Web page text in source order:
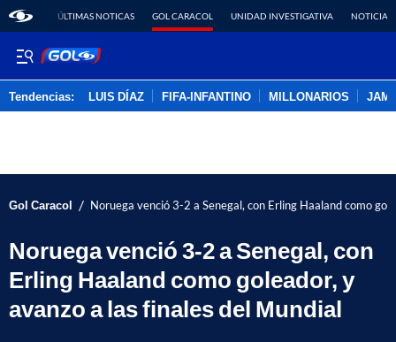
ÚLTIMAS NOTICAS GOL CARACOL UNIDAD INVESTIGATIVA NOTICIAS
Tendencias: LUIS DÍAZ FIFA-INFANTINO MILLONARIOS
Gol Caracol / Noruega venció 3-2 a Senegal, con Erling Haaland como
Noruega venció 3-2 a Senegal, con
Erling Haaland como goleador, y
avanzo a las finales del Mundial